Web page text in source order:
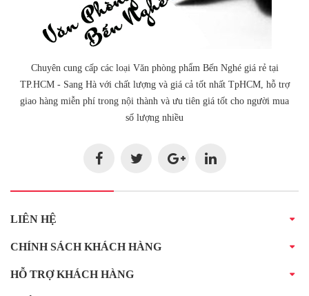
Chuyên cung cấp các loại Văn phòng phẩm Bến Nghé giá rẻ tại
TP.HCM - Sang Hà với chất lượng và giá cả tốt nhất TpHCM, hỗ trợ
giao hàng miễn phí trong nội thành và ưu tiên giá tốt cho người mua
số lượng nhiều
LIÊN HỆ
CHÍNH SÁCH KHÁCH HÀNG
HỖ TRỢ KHÁCH HÀNG